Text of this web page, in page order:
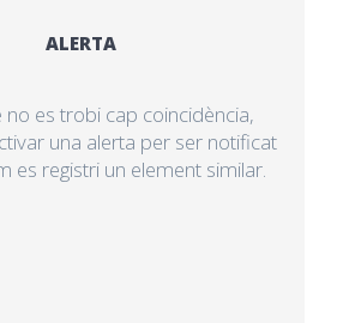
ALERTA
no es trobi cap coincidència,
una alerta per ser notificat
es registri un element similar.